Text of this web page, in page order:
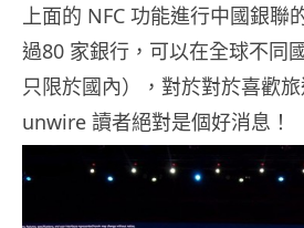
上面的 NFC 功能進行中國銀聯
過80 家銀行，可以在全球不同
只限於國內），對於對於喜歡
unwire 讀者絕對是個好消息！